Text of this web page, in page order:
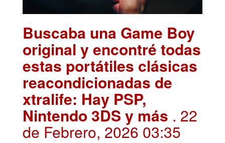
Buscaba una Game Boy
original y encontré todas
estas portátiles clásicas
reacondicionadas de
xtralife: Hay PSP,
Nintendo 3DS y más . 22
de Febrero, 2026 03:35